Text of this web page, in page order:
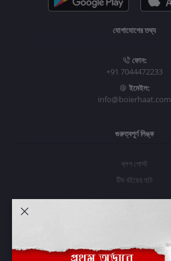
যোগাযোগের তথ্য
ফোন:
+91 7044472233
ইমেইল:
info@boierhaat.com
গুরুত্বপূর্ণ লিঙ্ক
ব্লগ পোস্ট
টিম বইয়ের হাট
প্রবেশ করুন